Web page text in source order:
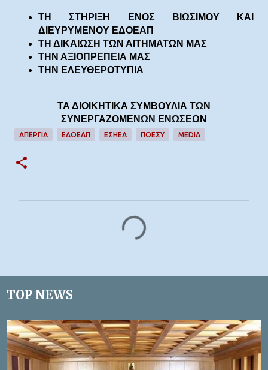
ΤΗ ΣΤΗΡΙΞΗ ΕΝΟΣ ΒΙΩΣΙΜΟΥ ΚΑΙ
ΔΙΕΥΡΥΜΕΝΟΥ ΕΔΟΕΑΠ
ΤΗ ΔΙΚΑΙΩΣΗ ΤΩΝ ΑΙΤΗΜΑΤΩΝ ΜΑΣ
ΤΗΝ ΑΞΙΟΠΡΕΠΕΙΑ ΜΑΣ
ΤΗΝ ΕΛΕΥΘΕΡΟΤΥΠΙΑ
ΤΑ ΔΙΟΙΚΗΤΙΚΑ ΣΥΜΒΟΥΛΙΑ ΤΩΝ
ΣΥΝΕΡΓΑΖΟΜΕΝΩΝ ΕΝΩΣΕΩΝ
ΑΠΕΡΓΙΑ ΕΔΟΕΑΠ ΕΣΗΕΑ ΠΟΕΣΥ MEDIA
ι
TOP NEWS